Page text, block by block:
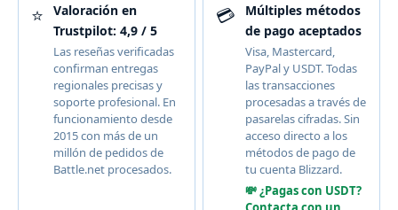
⭐
Valoración en
Trustpilot: 4,9 / 5
Las reseñas verificadas
confirman entregas
regionales precisas y
soporte profesional. En
funcionamiento desde
2015 con más de un
millón de pedidos de
Battle.net procesados.
💳
Múltiples métodos
de pago aceptados
Visa, Mastercard,
PayPal y USDT. Todas
las transacciones
procesadas a través de
pasarelas cifradas. Sin
acceso directo a los
métodos de pago de
tu cuenta Blizzard.
💸 ¿Pagas con USDT?